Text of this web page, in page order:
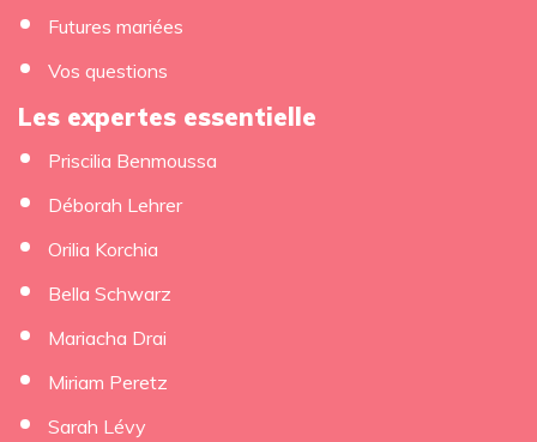
Futures mariées
Vos questions
Les expertes essentielle
Priscilia Benmoussa
Déborah Lehrer
Orilia Korchia
Bella Schwarz
Mariacha Drai
Miriam Peretz
Sarah Lévy